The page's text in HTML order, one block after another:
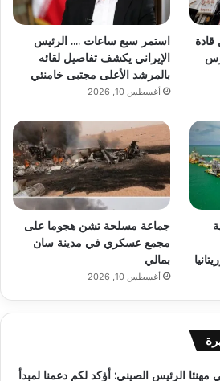
قادة
استمر سبع ساعات …. الرئيس
الإيراني يكشف تفاصيل لقائه
بالمرشد الأعلى مجتبى خامنئي
أغسطس 10, 2026
جماعة مسلحة تشن هجوما على
مجمع عسكري في مدينة سان
بمالي
أغسطس 10, 2026
مهنئا الرئيس الصيني: أؤكد لكم دعمنا لمبدأ